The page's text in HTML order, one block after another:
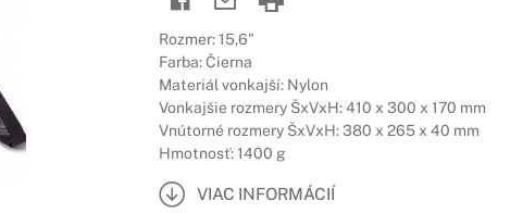
Rozmer: 15,6"
Farba: Čierna
Materiál vonkajší: Nylon
Vonkajšie rozmery ŠxVxH: 410 x 300 x 170 mm
Vnútorné rozmery ŠxVxH: 380 x 265 x 40 mm
Hmotnosť: 1400 g
VIAC INFORMÁCIÍ